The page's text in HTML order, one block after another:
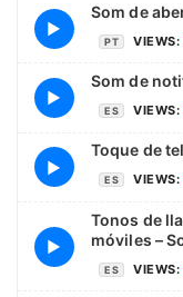
▶
Som de
PT VIEWS:
▶
Som de
ES VIEWS:
▶
Toque de
ES VIEWS:
▶
Tonos de
móviles –
ES VIEWS: